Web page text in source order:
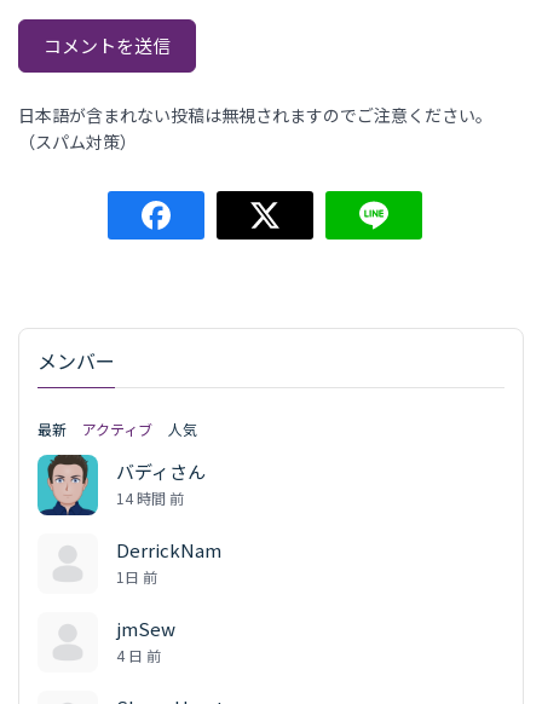
日本語が含まれない投稿は無視されますのでご注意ください。
（スパム対策）
メンバー
最新 アクティブ 人気
バディさん
14 時間 前
DerrickNam
1日 前
jmSew
4 日 前